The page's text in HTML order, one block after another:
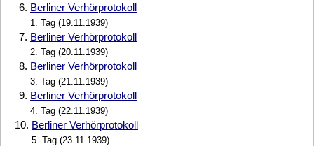
6. Berliner Verhörprotokoll
1. Tag (19.11.1939)
7. Berliner Verhörprotokoll
2. Tag (20.11.1939)
8. Berliner Verhörprotokoll
3. Tag (21.11.1939)
9. Berliner Verhörprotokoll
4. Tag (22.11.1939)
10. Berliner Verhörprotokoll
5. Tag (23.11.1939)